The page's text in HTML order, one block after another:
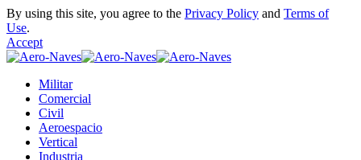
By using this site, you agree to the Privacy Policy and Terms of
Use.
Accept
Militar
Comercial
Civil
Aeroespacio
Vertical
Industria